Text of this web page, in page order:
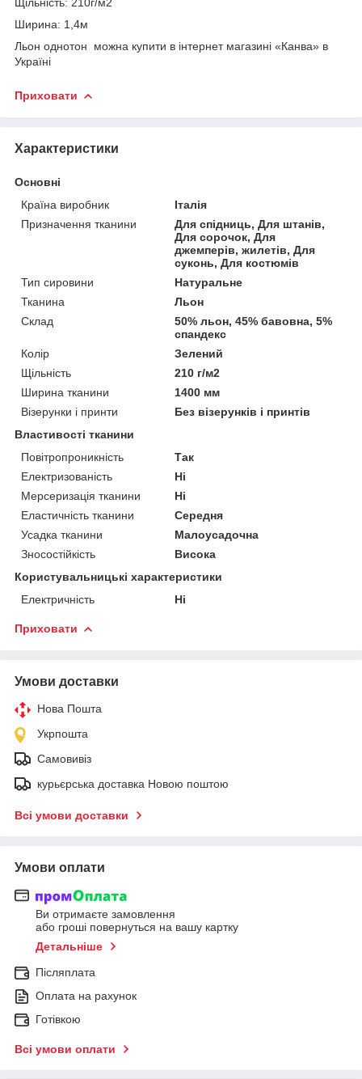
Ширина: 1,4м
Льон однотон можна купити в інтернет магазині «Канва» в
Україні
Приховати
Характеристики
Основні
Країна виробник
Італія
Призначення тканини
Для спідниць, Для штанів,
Для сорочок, Для
джемперів, жилетів, Для
суконь, Для костюмів
Тип сировини
Натуральне
Тканина
Льон
Склад
50% льон, 45% бавовна, 5%
спандекс
Колір
Зелений
Щільність
210 г/м2
Ширина тканини
1400 мм
Візерунки і принти
Без візерунків і принтів
Властивості тканини
Повітропроникність
Так
Електризованість
Ні
Мерсеризація тканини
Ні
Еластичність тканини
Середня
Усадка тканини
Малоусадочна
Зносостійкість
Висока
Користувальницькі характеристики
Електричність
Ні
Приховати
Умови доставки
Нова Пошта
Укрпошта
Самовивіз
курьєрська доставка Новою поштою
Всі умови доставки
Умови оплати
Ви отримаєте замовлення
або гроші повернуться на вашу картку
Детальніше
Післяплата
Оплата на рахунок
Готівкою
Всі умови оплати